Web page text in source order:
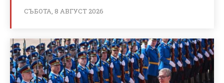
СЪБОТА, 8 АВГУСТ 2026